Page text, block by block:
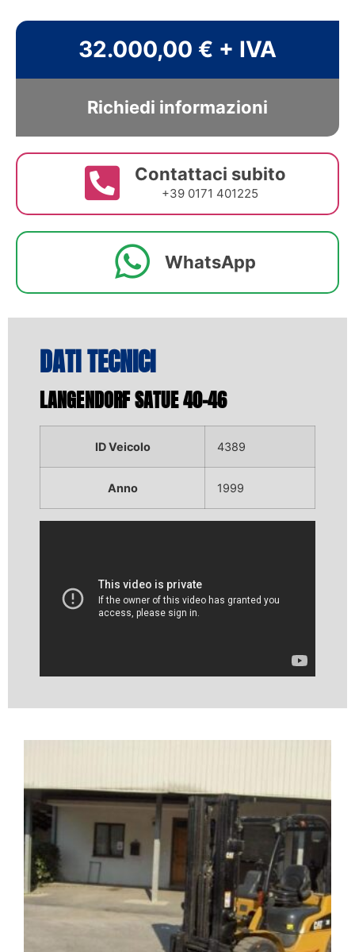
32.000,00 € + IVA
Richiedi informazioni
Contattaci subito
+39 0171 401225
WhatsApp
DATI TECNICI
LANGENDORF SATUE 40-46
ID Veicolo 4389
Anno 1999